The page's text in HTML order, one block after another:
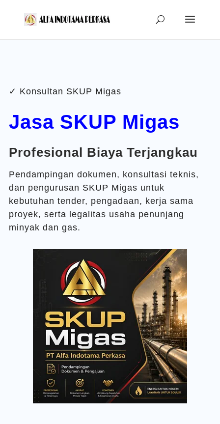
✓ Konsultan SKUP Migas
Jasa SKUP Migas
Profesional Biaya Terjangkau
Pendampingan dokumen, konsultasi teknis,
dan pengurusan SKUP Migas untuk
kebutuhan tender, pengadaan, kerja sama
proyek, serta legalitas usaha penunjang
minyak dan gas.